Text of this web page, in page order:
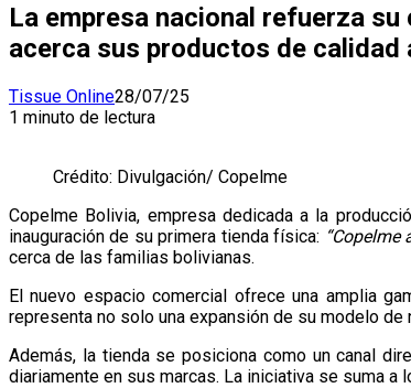
La empresa nacional refuerza
acerca sus productos de calidad
Tissue Online28/07/25
1 minuto de lectura
Crédito: Divulgación/ Copelme
Copelme Bolivia, empresa dedicada a la
inauguración de su primera tienda física: “Copelme
cerca de las familias bolivianas.
El nuevo espacio comercial ofrece una amplia
representa no solo una expansión de su modelo
Además, la tienda se posiciona como un canal
diariamente en sus marcas. La iniciativa se suma